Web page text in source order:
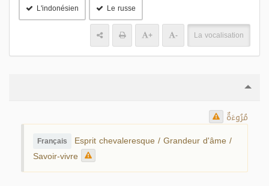
L'indonésien Le russe
+ - La vocalisation
مُرُوءَةٌ
Français
Esprit chevaleresque / Grandeur d'âme /
Savoir-vivre